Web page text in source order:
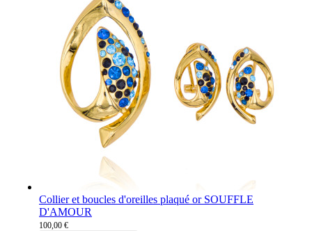
Collier et boucles d'oreilles plaqué or SOUFFLE
D'AMOUR
100,00 €